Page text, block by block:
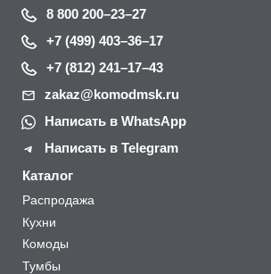
8 800 200–23–27
+7 (499) 403–36–17
+7 (812) 241–17–43
zakaz@komodmsk.ru
Написать в WhatsApp
Написать в Telegram
Каталог
Распродажа
Кухни
Комоды
Тумбы